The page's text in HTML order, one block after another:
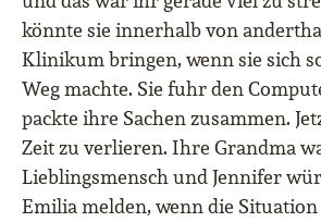
könnte sie innerhalb von
Klinikum bringen, wenn sie sich
Weg machte. Sie fuhr den
packte ihre Sachen zusammen.
Zeit zu verlieren. Ihre Grandma
Lieblingsmensch und Jennifer
Emilia melden, wenn die